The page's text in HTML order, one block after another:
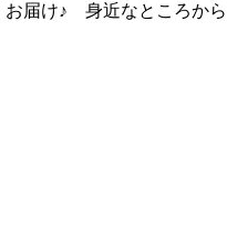
届け♪ 身近なところか